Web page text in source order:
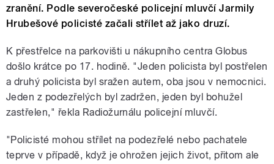
zranění. Podle severočeské policejní mluvčí Jarmily
Hrubešové policisté začali střílet až jako druzí.
K přestřelce na parkovišti u nákupního centra Globus
došlo krátce po 17. hodině. "Jeden policista byl postřelen
a druhý policista byl sražen autem, oba jsou v nemocnici.
Jeden z podezřelých byl zadržen, jeden byl bohužel
zastřelen," řekla Radiožurnálu policejní mluvčí.
"Policisté mohou střílet na podezřelé nebo pachatele
teprve v případě, když je ohrožen jejich život, přitom ale